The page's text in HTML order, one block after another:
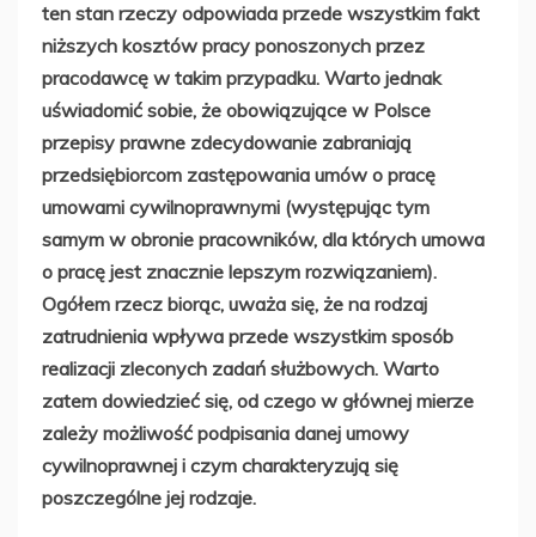
ten stan rzeczy odpowiada przede wszystkim fakt
niższych kosztów pracy ponoszonych przez
pracodawcę w takim przypadku. Warto jednak
uświadomić sobie, że obowiązujące w Polsce
przepisy prawne zdecydowanie zabraniają
przedsiębiorcom zastępowania umów o pracę
umowami cywilnoprawnymi (występując tym
samym w obronie pracowników, dla których umowa
o pracę jest znacznie lepszym rozwiązaniem).
Ogółem rzecz biorąc, uważa się, że na rodzaj
zatrudnienia wpływa przede wszystkim sposób
realizacji zleconych zadań służbowych. Warto
zatem dowiedzieć się, od czego w głównej mierze
zależy możliwość podpisania danej umowy
cywilnoprawnej i czym charakteryzują się
poszczególne jej rodzaje.